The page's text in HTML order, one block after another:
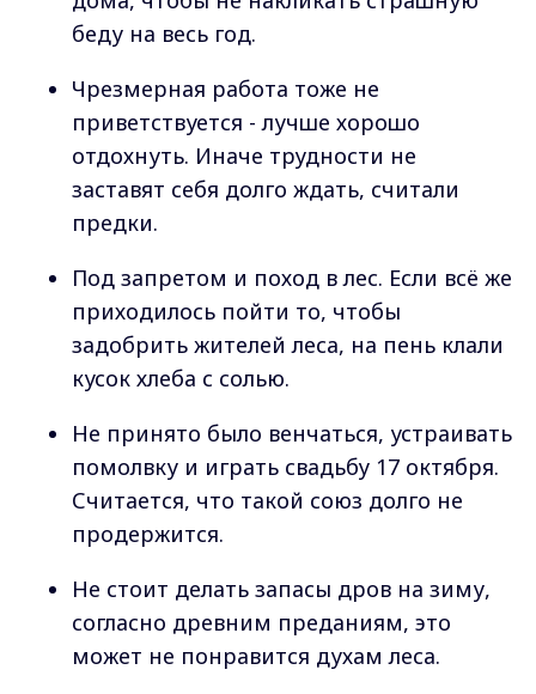
беду на весь год.
Чрезмерная работа тоже не
приветствуется - лучше хорошо
отдохнуть. Иначе трудности не
заставят себя долго ждать, считали
предки.
Под запретом и поход в лес. Если всё же
приходилось пойти то, чтобы
задобрить жителей леса, на пень клали
кусок хлеба с солью.
Не принято было венчаться, устраивать
помолвку и играть свадьбу 17 октября.
Считается, что такой союз долго не
продержится.
Не стоит делать запасы дров на зиму,
согласно древним преданиям, это
может не понравится духам леса.